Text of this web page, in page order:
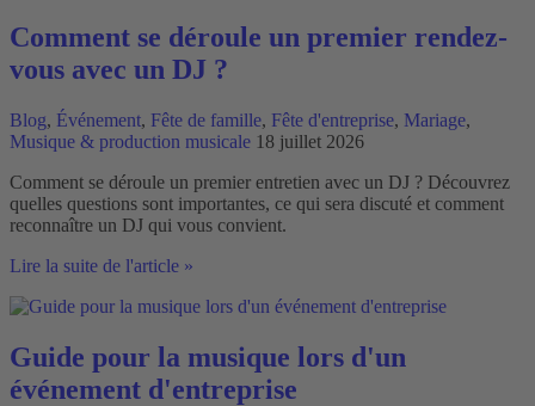
nord
de
l'Allemagne
des
pistes
danse
pleines
Comment se déroule un premier rendez-
vous avec un DJ ?
Blog, Événement, Fête de famille, Fête d'entreprise, Mariage,
Musique & production musicale 18 juillet 2026
Comment se déroule un premier entretien avec un DJ ? Découvrez
quelles questions sont importantes, ce qui sera discuté et comment
reconnaître un DJ qui vous convient.
Comment
déroule
premier
rendez-
vous
Lire la suite de l'article »
Guide pour la musique lors d'un
événement d'entreprise